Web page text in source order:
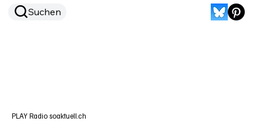
Suchen
PLAY Radio soaktuell.ch